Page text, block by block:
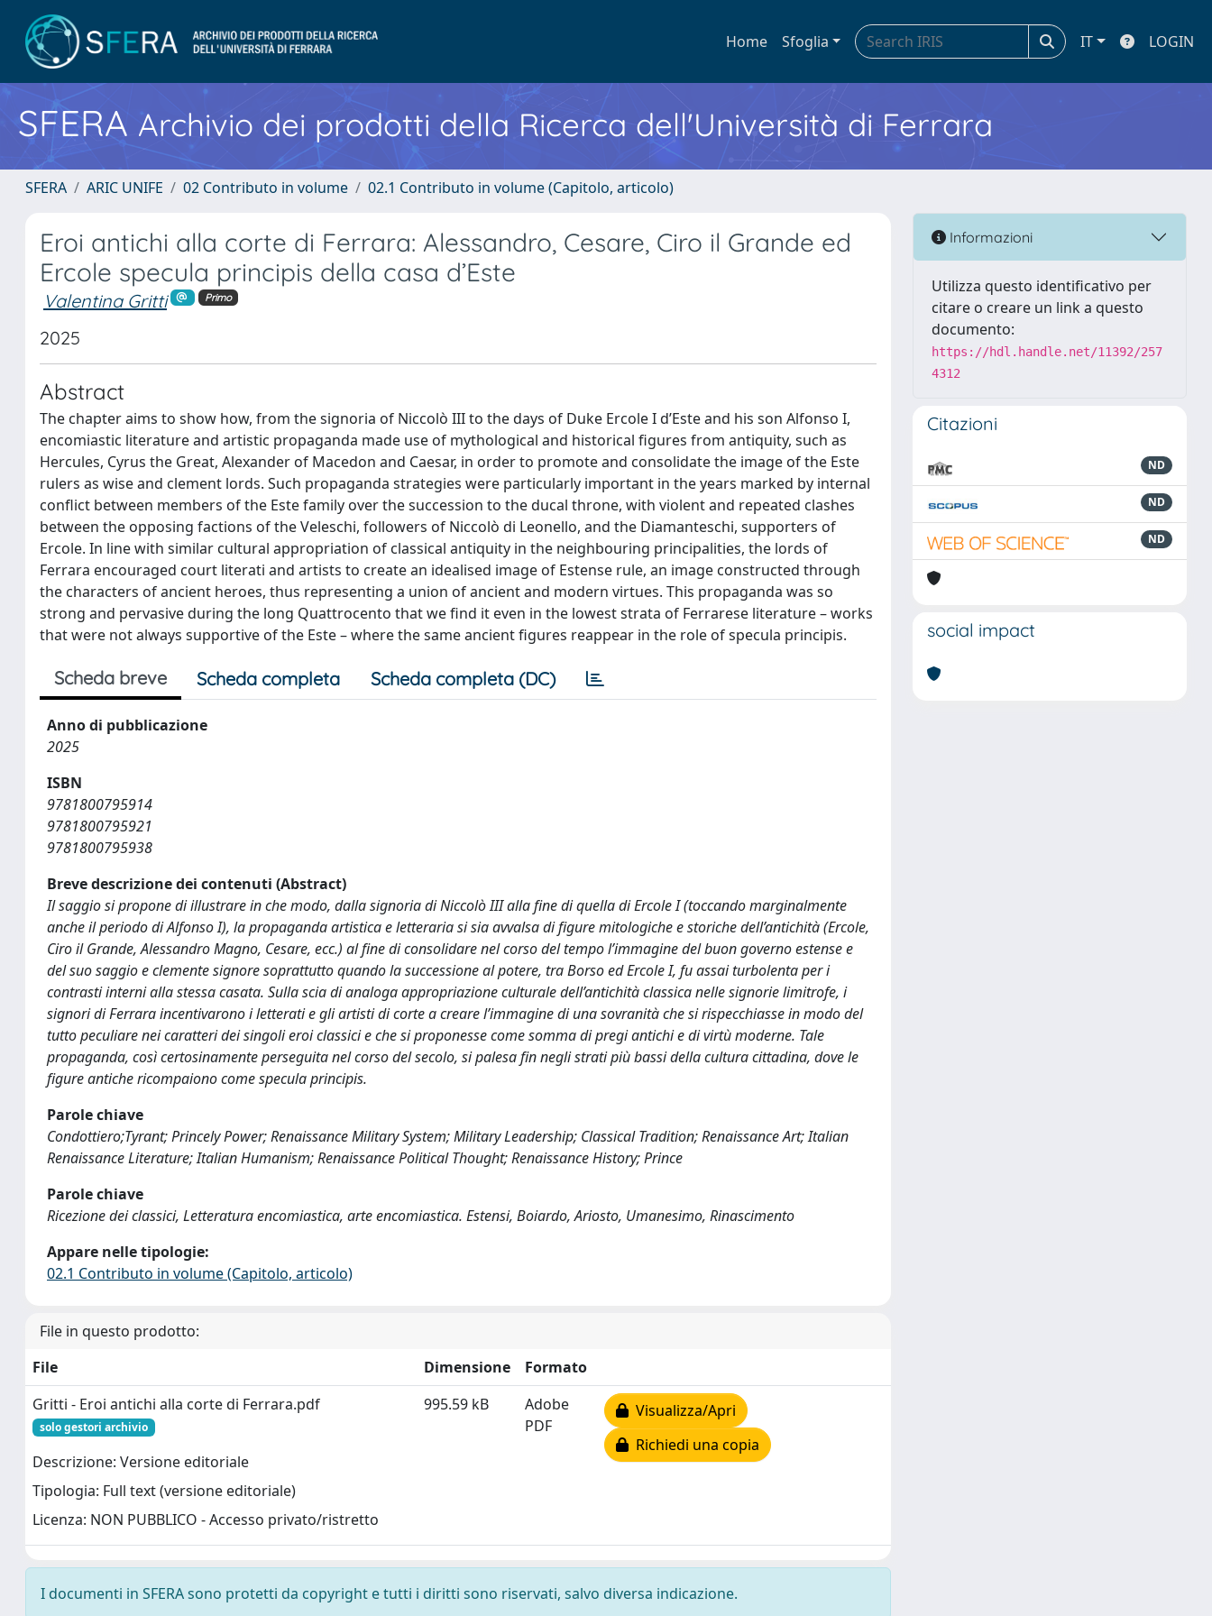
Home Sfoglia IT LOGIN
SFERA Archivio dei prodotti della Ricerca dell'Università di Ferrara
SFERA ARIC UNIFE 02 Contributo in volume 02.1 Contributo in volume (Capitolo, articolo)
Eroi antichi alla corte di Ferrara: Alessandro, Cesare, Ciro il Grande ed
Ercole specula principis della casa d’Este
Valentina Gritti Primo
2025
Abstract
The chapter aims to show how, from the signoria of Niccolò III to the days of Duke Ercole I d’Este and his son Alfonso I,
encomiastic literature and artistic propaganda made use of mythological and historical figures from antiquity, such as
Hercules, Cyrus the Great, Alexander of Macedon and Caesar, in order to promote and consolidate the image of the Este
rulers as wise and clement lords. Such propaganda strategies were particularly important in the years marked by internal
conflict between members of the Este family over the succession to the ducal throne, with violent and repeated clashes
between the opposing factions of the Veleschi, followers of Niccolò di Leonello, and the Diamanteschi, supporters of
Ercole. In line with similar cultural appropriation of classical antiquity in the neighbouring principalities, the lords of
Ferrara encouraged court literati and artists to create an idealised image of Estense rule, an image constructed through
the characters of ancient heroes, thus representing a union of ancient and modern virtues. This propaganda was so
strong and pervasive during the long Quattrocento that we find it even in the lowest strata of Ferrarese literature – works
that were not always supportive of the Este – where the same ancient figures reappear in the role of specula principis.
Scheda breve Scheda completa Scheda completa (DC)
Anno di pubblicazione
2025
ISBN
9781800795914
9781800795921
9781800795938
Breve descrizione dei contenuti (Abstract)
Il saggio si propone di illustrare in che modo, dalla signoria di Niccolò III alla fine di quella di Ercole I (toccando marginalmente
anche il periodo di Alfonso I), la propaganda artistica e letteraria si sia avvalsa di figure mitologiche e storiche dell’antichità (Ercole,
Ciro il Grande, Alessandro Magno, Cesare, ecc.) al fine di consolidare nel corso del tempo l’immagine del buon governo estense e
del suo saggio e clemente signore soprattutto quando la successione al potere, tra Borso ed Ercole I, fu assai turbolenta per i
contrasti interni alla stessa casata. Sulla scia di analoga appropriazione culturale dell’antichità classica nelle signorie limitrofe, i
signori di Ferrara incentivarono i letterati e gli artisti di corte a creare l’immagine di una sovranità che si rispecchiasse in modo del
tutto peculiare nei caratteri dei singoli eroi classici e che si proponesse come somma di pregi antichi e di virtù moderne. Tale
propaganda, così certosinamente perseguita nel corso del secolo, si palesa fin negli strati più bassi della cultura cittadina, dove le
figure antiche ricompaiono come specula principis.
Parole chiave
Condottiero;Tyrant; Princely Power; Renaissance Military System; Military Leadership; Classical Tradition; Renaissance Art; Italian
Renaissance Literature; Italian Humanism; Renaissance Political Thought; Renaissance History; Prince
Parole chiave
Ricezione dei classici, Letteratura encomiastica, arte encomiastica. Estensi, Boiardo, Ariosto, Umanesimo, Rinascimento
Appare nelle tipologie:
02.1 Contributo in volume (Capitolo, articolo)
File in questo prodotto:
File
Dimensione
Formato
Gritti - Eroi antichi alla corte di Ferrara.pdf
solo gestori archivio
Descrizione: Versione editoriale
Tipologia: Full text (versione editoriale)
Licenza: NON PUBBLICO - Accesso privato/ristretto
995.59 kB
Adobe
PDF
Visualizza/Apri
Richiedi una copia
I documenti in SFERA sono protetti da copyright e tutti i diritti sono riservati, salvo diversa indicazione.
Informazioni
Utilizza questo identificativo per
citare o creare un link a questo
documento:
https://hdl.handle.net/11392/257
4312
Citazioni
ND
ND
ND
social impact